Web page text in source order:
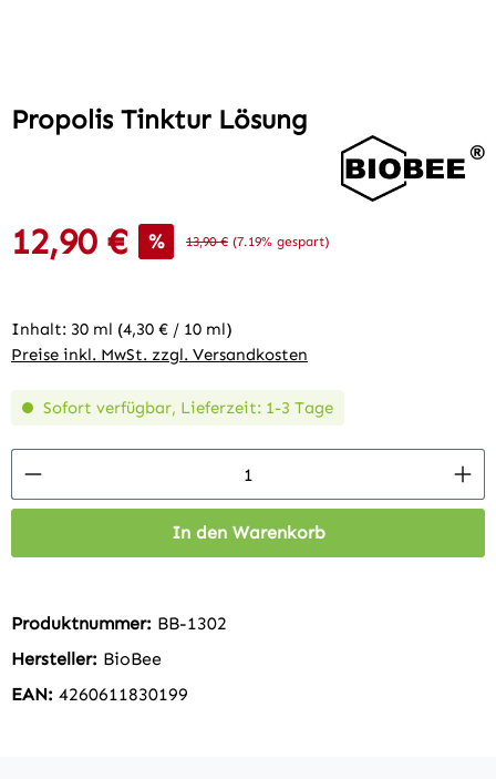
Propolis Tinktur Lösung
Verkaufspreis:
12,90 € % Regulärer Preis:
13,90 € (7.19% gespart)
Inhalt: 30 ml (4,30 € / 10 ml)
Preise inkl. MwSt. zzgl. Versandkosten
Sofort verfügbar, Lieferzeit: 1-3 Tage
Produkt Anzahl: Gib den gewünschten
In den Warenkorb
Produktnummer: BB-1302
Hersteller: BioBee
EAN: 4260611830199